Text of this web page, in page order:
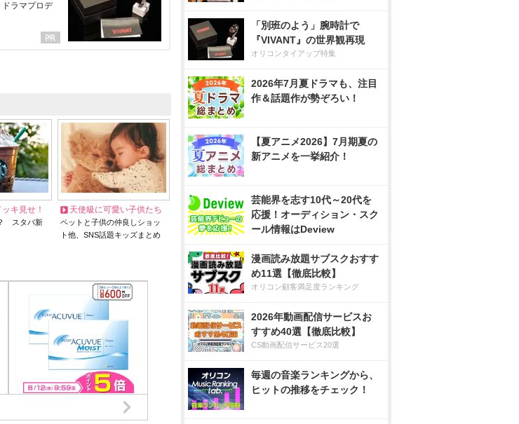
ラマプロデ
キ見せ！
スタバ新
天使級に可愛い子供たち
ペットと子供の仲良しショッ
ト他、SNS話題キッズまとめ
「別班のよう」腕時計で
『VIVANT』の世界観再現
オリコンタイアップ特集
2026年7月夏ドラマも、注目
作＆話題作が勢ぞろい！
【夏アニメ2026】7月期夏の
新アニメを一挙紹介！
芸能界を志す10代～20代を
応援！オーディション・スク
ール情報はDeview
漫画読み放題サブスクおすす
め11選【徹底比較】
オリコン顧客満足度ランキング
2026年動画配信サービスお
すすめ40選【徹底比較】
CS動画配信サービス20選
毎週の音楽ランキングから、
ヒットの推移をチェック！